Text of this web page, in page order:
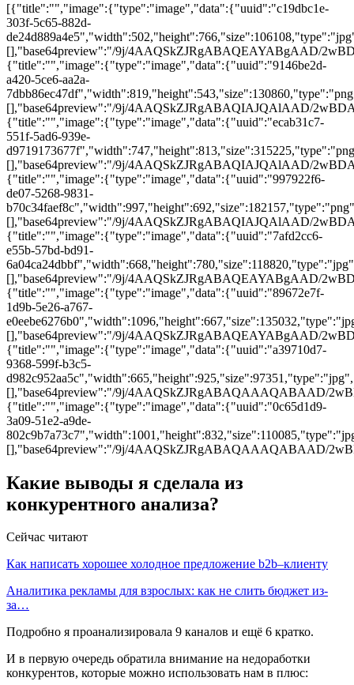
[{"title":"","image":{"type":"image","data":{"uuid":"c19dbc1e-
303f-5c65-882d-
[],"base64preview":"/9j/4AAQSkZJRgABAQEAYABgAAD/
{"title":"","image":{"type":"image","data":{"uuid":"9146be2d-
a420-5ce6-aa2a-
[],"base64preview":"/9j/4AAQSkZJRgABAQIAJQAlAAD/
{"title":"","image":{"type":"image","data":{"uuid":"ecab31c7-
551f-5ad6-939e-
[],"base64preview":"/9j/4AAQSkZJRgABAQIAJQAlAAD/
{"title":"","image":{"type":"image","data":{"uuid":"997922f6-
de07-5268-9831-
[],"base64preview":"/9j/4AAQSkZJRgABAQIAJQAlAAD/
{"title":"","image":{"type":"image","data":{"uuid":"7afd2cc6-
e55b-57bd-bd91-
[],"base64preview":"/9j/4AAQSkZJRgABAQEAYABgAAD/
{"title":"","image":{"type":"image","data":{"uuid":"89672e7f-
1d9b-5e26-a767-
[],"base64preview":"/9j/4AAQSkZJRgABAQEAYABgAAD/
{"title":"","image":{"type":"image","data":{"uuid":"a39710d7-
9368-599f-b3c5-
[],"base64preview":"/9j/4AAQSkZJRgABAQAAAQABAAD/
{"title":"","image":{"type":"image","data":{"uuid":"0c65d1d9-
3a09-51e2-a9de-
[],"base64preview":"/9j/4AAQSkZJRgABAQAAAQABAAD/
Какие выводы я сделала из
конкурентного анализа?
Сейчас читают
Как написать хорошее холодное предложение b2b–клиенту
Аналитика рекламы для взрослых: как не слить бюджет из-
за…
Подробно я проанализировала 9 каналов и ещё 6 кратко.
И в первую очередь обратила внимание на недоработки
конкурентов, которые можно использовать нам в плюс: